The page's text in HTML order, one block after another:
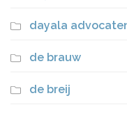
dayala
de brauw
de breij